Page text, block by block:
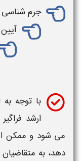
جرم شناسی
با توجه
ارشد
می شود و ممکن
دهد، به